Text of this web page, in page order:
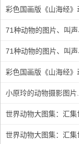
彩色国画版《山海经
71种动物的图片、叫
71种动物的图片、叫
彩色国画版《山海经
小原玲的动物摄影图片
世界动物大图集：汇
世界动物大图集：汇